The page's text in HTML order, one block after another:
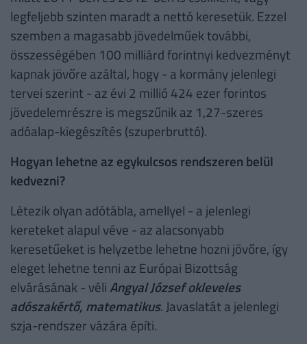
legfeljebb szinten maradt a nettó keresetük. Ezzel
szemben a magasabb jövedelműek további,
összességében 100 milliárd forintnyi kedvezményt
kapnak jövőre azáltal, hogy - a kormány jelenlegi
tervei szerint - az évi 2 millió 424 ezer forintos
jövedelemrészre is megszűnik az 1,27-szeres
adóalap-kiegészítés (szuperbruttó).
Hogyan lehetne az egykulcsos rendszeren belül
kedvezni?
Létezik olyan adótábla, amellyel - a jelenlegi
kereteket alapul véve - az alacsonyabb
keresetűeket is helyzetbe lehetne hozni jövőre, így
eleget lehetne tenni az Európai Bizottság
elvárásának - véliAngyal József okleveles
adószakértő, matematikus. Javaslatát a jelenlegi
szja-rendszer vázára építi.